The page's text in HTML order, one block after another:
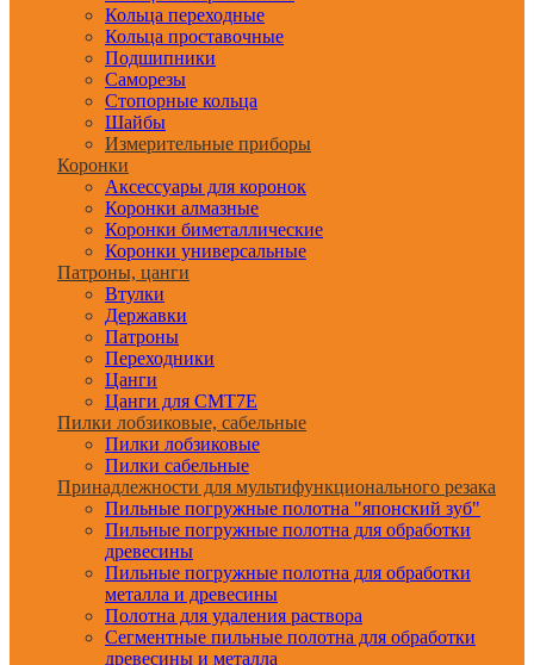
Кольца переходные
Кольца проставочные
Подшипники
Саморезы
Стопорные кольца
Шайбы
Измерительные приборы
Коронки
Аксессуары для коронок
Коронки алмазные
Коронки биметаллические
Коронки универсальные
Патроны, цанги
Втулки
Державки
Патроны
Переходники
Цанги
Цанги для CMT7E
Пилки лобзиковые, сабельные
Пилки лобзиковые
Пилки сабельные
Принадлежности для мультифункционального резака
Пильные погружные полотна "японский зуб"
Пильные погружные полотна для обработки
древесины
Пильные погружные полотна для обработки
металла и древесины
Полотна для удаления раствора
Сегментные пильные полотна для обработки
древесины и металла